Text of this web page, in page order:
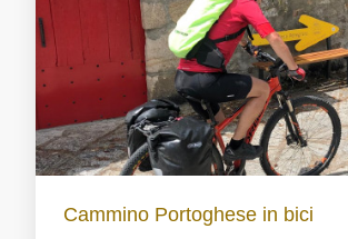
Cammino Portoghese in bici